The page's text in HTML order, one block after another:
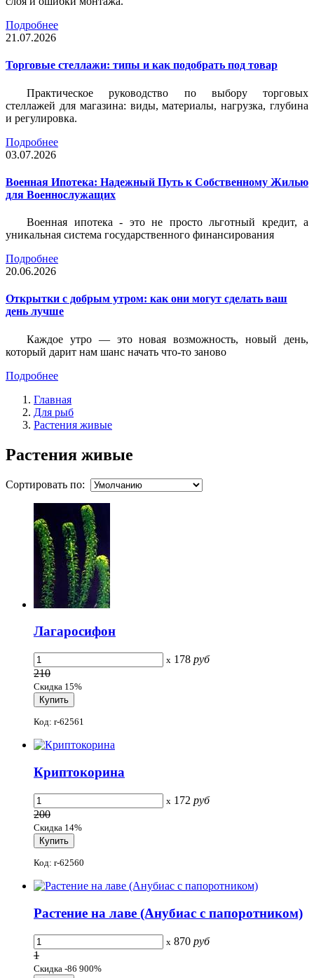
Подробнее
21.07.2026
Торговые стеллажи: типы и как подобрать под товар
Практическое руководство по выбору торговых
стеллажей для магазина: виды, материалы, нагрузка, глубина
и регулировка.
Подробнее
03.07.2026
Военная Ипотека: Надежный Путь к Собственному Жилью
для Военнослужащих
Военная ипотека - это не просто льготный кредит, а
уникальная система государственного финансирования
Подробнее
20.06.2026
Открытки с добрым утром: как они могут сделать ваш
день лучше
Каждое утро — это новая возможность, новый день,
который дарит нам шанс начать что-то заново
Подробнее
Главная
Для рыб
Растения живые
Растения живые
Сортировать по:
Лагаросифон
x 178 руб
210
Скидка 15%
Код: r-62561
Криптокорина
x 172 руб
200
Скидка 14%
Код: r-62560
Растение на лаве (Анубиас с папоротником)
x 870 руб
1
Скидка -86 900%